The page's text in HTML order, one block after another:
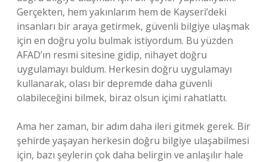
Gerçekten, hem yakınlarım hem de Kayseri’deki
insanları bir araya getirmek, güvenli bilgiye ulaşmak
için en doğru yolu bulmak istiyordum. Bu yüzden
AFAD’ın resmi sitesine gidip, nihayet doğru
uygulamayı buldum. Herkesin doğru uygulamayı
kullanarak, olası bir depremde daha güvenli
olabileceğini bilmek, biraz olsun içimi rahatlattı.
Ama her zaman, bir adım daha ileri gitmek gerek. Bir
şehirde yaşayan herkesin doğru bilgiye ulaşabilmesi
için, bazı şeylerin çok daha belirgin ve anlaşılır hale